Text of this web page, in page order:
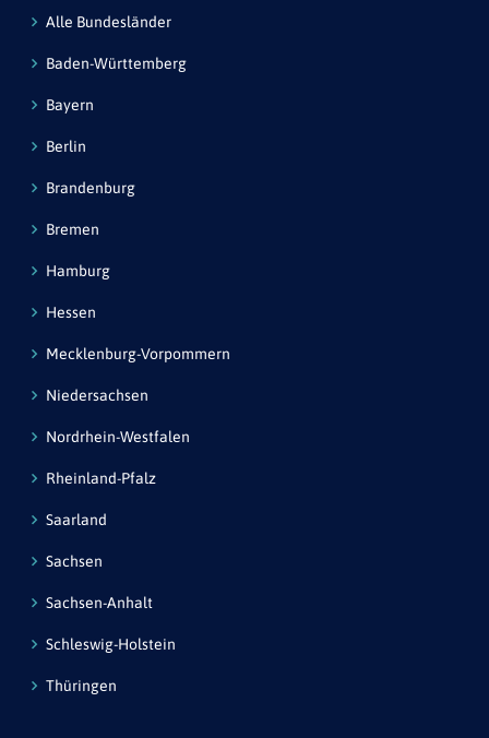
Alle Bundesländer
Baden-Württemberg
Bayern
Berlin
Brandenburg
Bremen
Hamburg
Hessen
Mecklenburg-Vorpommern
Niedersachsen
Nordrhein-Westfalen
Rheinland-Pfalz
Saarland
Sachsen
Sachsen-Anhalt
Schleswig-Holstein
Thüringen